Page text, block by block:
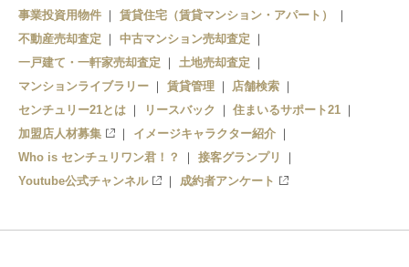
事業投資用物件
賃貸住宅（賃貸マンション・アパート）
不動産売却査定
中古マンション売却査定
一戸建て・一軒家売却査定
土地売却査定
マンションライブラリー
賃貸管理
店舗検索
センチュリー21とは
リースバック
住まいるサポート21
加盟店人材募集
イメージキャラクター紹介
Who is センチュリワン君！？
接客グランプリ
Youtube公式チャンネル
成約者アンケート